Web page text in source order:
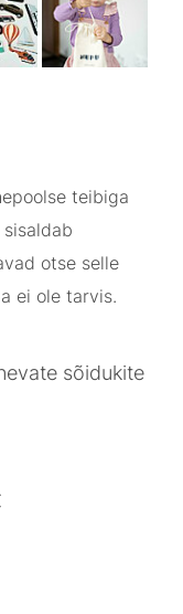
teibiga
otse selle
ei ole tarvis.
sõidukite